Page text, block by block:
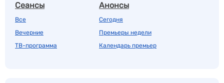
Сеансы
Все
Вечерние
ТВ-программа
Анонсы
Сегодня
Премьеры недели
Календарь премьер